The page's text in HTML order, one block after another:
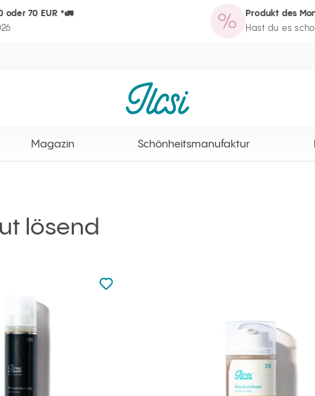
oder 70 EUR *🚛
Produkt des
Hast du es
Schönheitsmanufaktur Programm für
Ilcsi Startseite
Magazin Schönheitsmanufaktur
lösend
zu den Favoriten nicht hinzugefügt
zu Ihren Favoriten hinzufügen